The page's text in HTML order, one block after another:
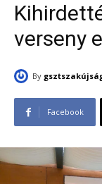
verseny
By
Facebook